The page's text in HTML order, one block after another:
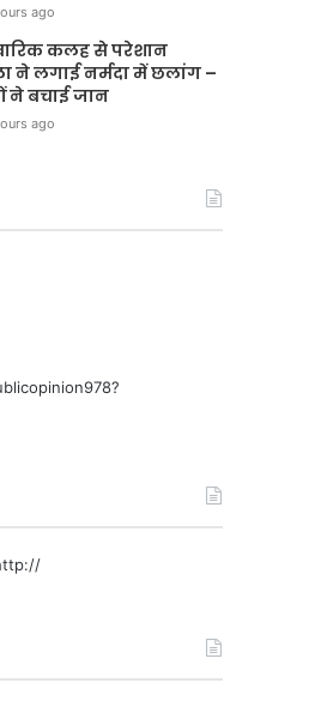
ago
कलह से परेशान
ने लगाई नर्मदा में छलांग –
ने बचाई जान
ago